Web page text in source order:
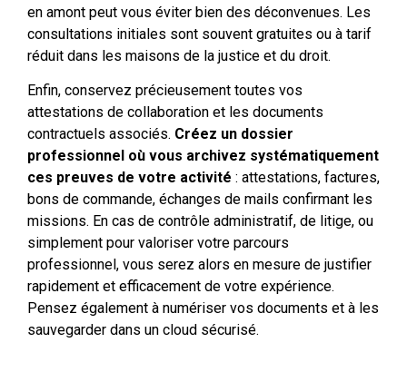
en amont peut vous éviter bien des déconvenues. Les
consultations initiales sont souvent gratuites ou à tarif
réduit dans les maisons de la justice et du droit.
Enfin, conservez précieusement toutes vos
attestations de collaboration et les documents
contractuels associés. Créez un dossier
professionnel où vous archivez systématiquement
ces preuves de votre activité : attestations, factures,
bons de commande, échanges de mails confirmant les
missions. En cas de contrôle administratif, de litige, ou
simplement pour valoriser votre parcours
professionnel, vous serez alors en mesure de justifier
rapidement et efficacement de votre expérience.
Pensez également à numériser vos documents et à les
sauvegarder dans un cloud sécurisé.